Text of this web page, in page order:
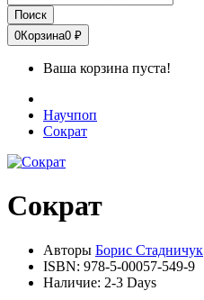
Поиск
0Корзина0 ₽
Ваша корзина пуста!
Научпоп
Сократ
Сократ
Авторы Борис Стадничук
ISBN: 978-5-00057-549-9
Наличие: 2-3 Days